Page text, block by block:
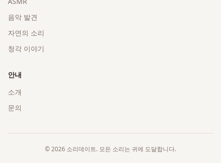
음악 발견
자연의 소리
청각 이야기
안내
소개
문의
©2026 소리데이트. 모든 소리는 귀에 도달합니다.